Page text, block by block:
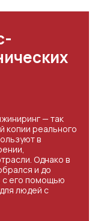
— так
копии реального
в
Однако в
и до
с его помощью
людей с